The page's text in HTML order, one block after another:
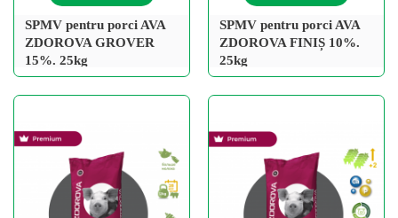
SPMV pentru porci AVA
ZDOROVA GROVER
15%. 25kg
SPMV pentru porci AVA
ZDOROVA FINIȘ 10%.
25kg